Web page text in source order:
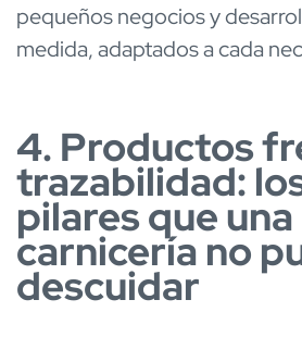
pequeños negocios y
medida, adaptados a cada
4. Productos
trazabilidad:
pilares que una
carnicería no
descuidar